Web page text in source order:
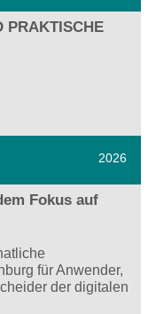
PRAKTISCHE
2026
Fokus auf
für Anwender,
der digitalen